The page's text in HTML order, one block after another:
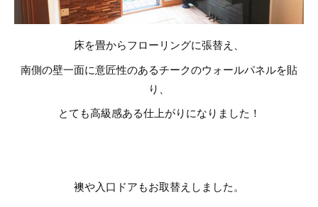
床を畳からフローリングに張替え、
南側の壁一面に意匠性のあるチークのウォールパネルを貼
り、
とても高級感ある仕上がりになりました！
襖や入口ドアもお取替えしました。